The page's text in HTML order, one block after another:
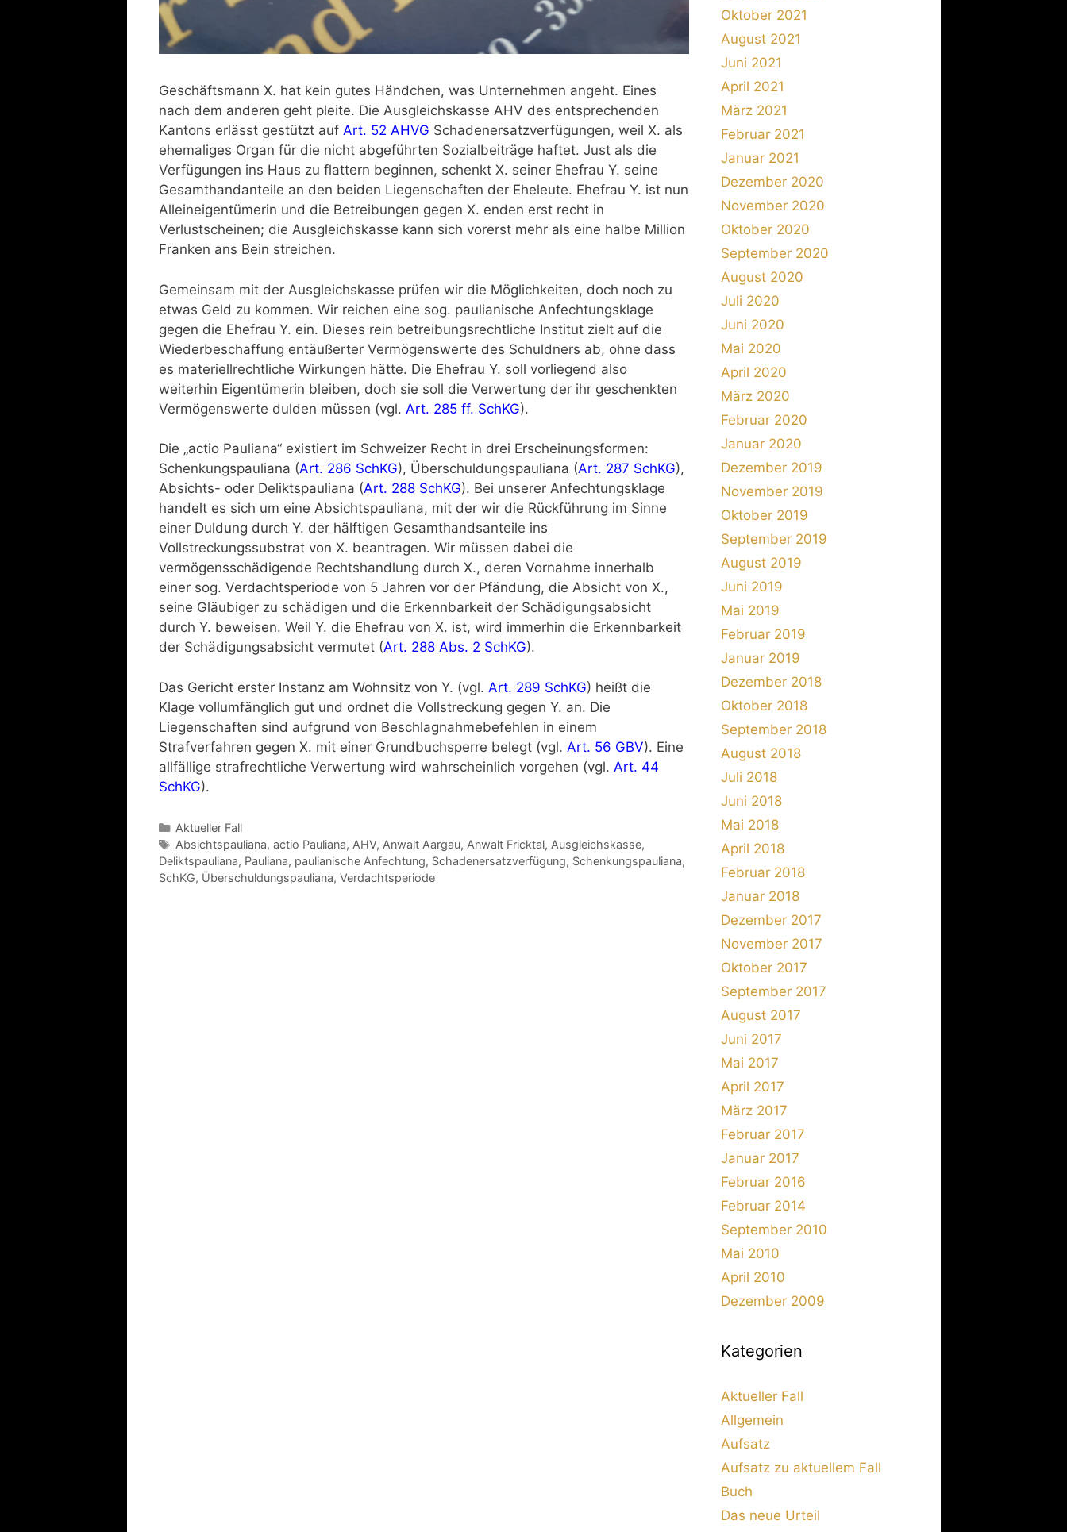
Geschäftsmann X. hat kein gutes Händchen, was Unternehmen angeht. Eines
nach dem anderen geht pleite. Die Ausgleichskasse AHV des entsprechenden
Kantons erlässt gestützt auf Art. 52 AHVG Schadenersatzverfügungen, weil X. als
ehemaliges Organ für die nicht abgeführten Sozialbeiträge haftet. Just als die
Verfügungen ins Haus zu flattern beginnen, schenkt X. seiner Ehefrau Y. seine
Gesamthandanteile an den beiden Liegenschaften der Eheleute. Ehefrau Y. ist nun
Alleineigentümerin und die Betreibungen gegen X. enden erst recht in
Verlustscheinen; die Ausgleichskasse kann sich vorerst mehr als eine halbe Million
Franken ans Bein streichen.
Gemeinsam mit der Ausgleichskasse prüfen wir die Möglichkeiten, doch noch zu
etwas Geld zu kommen. Wir reichen eine sog. paulianische Anfechtungsklage
gegen die Ehefrau Y. ein. Dieses rein betreibungsrechtliche Institut zielt auf die
Wiederbeschaffung entäußerter Vermögenswerte des Schuldners ab, ohne dass
es materiellrechtliche Wirkungen hätte. Die Ehefrau Y. soll vorliegend also
weiterhin Eigentümerin bleiben, doch sie soll die Verwertung der ihr geschenkten
Vermögenswerte dulden müssen (vgl. Art. 285 ff. SchKG).
Die „actio Pauliana“ existiert im Schweizer Recht in drei Erscheinungsformen:
Schenkungspauliana (Art. 286 SchKG), Überschuldungspauliana (Art. 287 SchKG),
Absichts- oder Deliktspauliana (Art. 288 SchKG). Bei unserer Anfechtungsklage
handelt es sich um eine Absichtspauliana, mit der wir die Rückführung im Sinne
einer Duldung durch Y. der hälftigen Gesamthandsanteile ins
Vollstreckungssubstrat von X. beantragen. Wir müssen dabei die
vermögensschädigende Rechtshandlung durch X., deren Vornahme innerhalb
einer sog. Verdachtsperiode von 5 Jahren vor der Pfändung, die Absicht von X.,
seine Gläubiger zu schädigen und die Erkennbarkeit der Schädigungsabsicht
durch Y. beweisen. Weil Y. die Ehefrau von X. ist, wird immerhin die Erkennbarkeit
der Schädigungsabsicht vermutet (Art. 288 Abs. 2 SchKG).
Das Gericht erster Instanz am Wohnsitz von Y. (vgl. Art. 289 SchKG) heißt die
Klage vollumfänglich gut und ordnet die Vollstreckung gegen Y. an. Die
Liegenschaften sind aufgrund von Beschlagnahmebefehlen in einem
Strafverfahren gegen X. mit einer Grundbuchsperre belegt (vgl. Art. 56 GBV). Eine
allfällige strafrechtliche Verwertung wird wahrscheinlich vorgehen (vgl. Art. 44
SchKG).
Aktueller Fall
Absichtspauliana,actio Pauliana, AHV, Anwalt Aargau, Anwalt Fricktal, Ausgleichskasse,
Deliktspauliana, Pauliana, paulianische Anfechtung, Schadenersatzverfügung, Schenkungspauliana,
SchKG, Überschuldungspauliana, Verdachtsperiode
Oktober 2021
August 2021
Juni 2021
April 2021
März 2021
Februar 2021
Januar 2021
Dezember 2020
November 2020
Oktober 2020
September 2020
August 2020
Juli 2020
Juni 2020
Mai 2020
April 2020
März 2020
Februar 2020
Januar 2020
Dezember 2019
November 2019
Oktober 2019
September 2019
August 2019
Juni 2019
Mai 2019
Februar 2019
Januar 2019
Dezember 2018
Oktober 2018
September 2018
August 2018
Juli 2018
Juni 2018
Mai 2018
April 2018
Februar 2018
Januar 2018
Dezember 2017
November 2017
Oktober 2017
September 2017
August 2017
Juni 2017
Mai 2017
April 2017
März 2017
Februar 2017
Januar 2017
Februar 2016
Februar 2014
September 2010
Mai 2010
April 2010
Dezember 2009
Kategorien
Aktueller Fall
Allgemein
Aufsatz
Aufsatz zu aktuellem Fall
Buch
Das neue Urteil